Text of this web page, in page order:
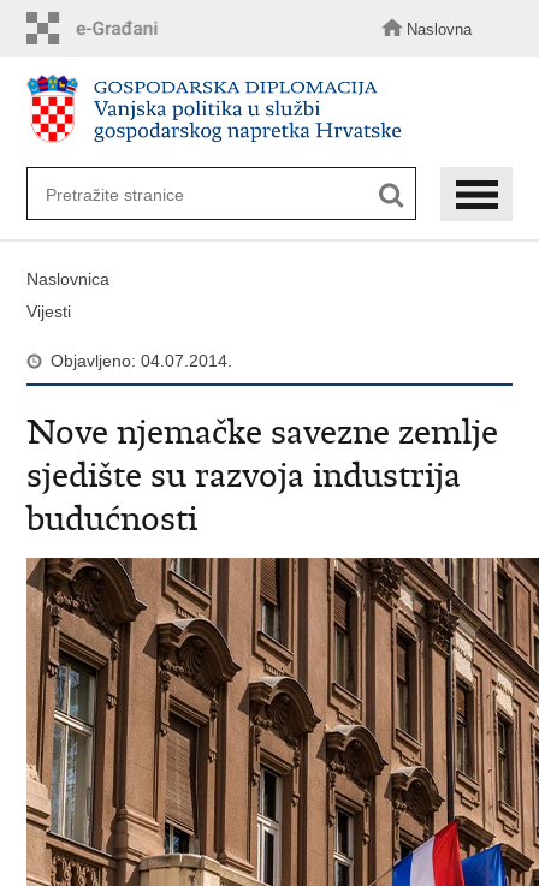
sadržaj
Naslovna
Naslovnica
Vijesti
Objavljeno: 04.07.2014.
Nove njemačke savezne zemlje
sjedište su razvoja industrija
budućnosti